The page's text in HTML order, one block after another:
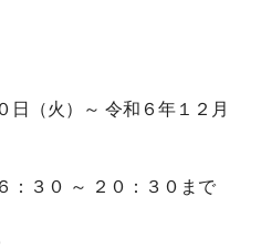
（火）～ 令和６年１２月
：３０ ～ ２０：３０まで